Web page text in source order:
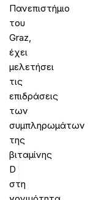
Πανεπιστήμιο
του
Graz,
έχει
μελετήσει
τις
επιδράσεις
των
συμπληρωμάτων
της
βιταμίνης
D
στη